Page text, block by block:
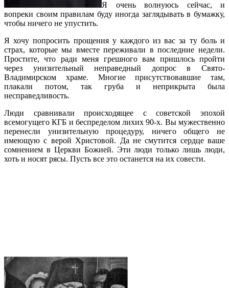
Я очень волнуюсь сейчас, и
вопреки своим правилам буду иногда заглядывать в бумажку,
чтобы ничего не упустить.
Я хочу попросить прощения у каждого из вас за ту боль и
страх, которые мы вместе переживали в последние недели.
Простите, что ради меня грешного вам пришлось пройти
через унизительный неправедный допрос в Свято-
Владимирском храме. Многие присутствовавшие там,
плакали потом, так груба и неприкрыта была
несправедливость.
Люди сравнивали происходящее с советской эпохой
всемогущего КГБ и беспределом лихих 90-х. Вы мужественно
перенесли унизительную процедуру, ничего общего не
имеющую с верой Христовой. Да не смутится сердце ваше
сомнением в Церкви Божией. Эти люди только лишь люди,
хоть и носят рясы. Пусть все это останется на их совести.